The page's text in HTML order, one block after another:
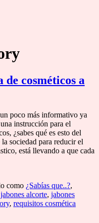
cosméticos a
poco más informativo ya
instrucción para el
¿sabes qué es esto del
sociedad para reducir el
está llevando a que cada
como ¿Sabías que..?,
jabones alcorte, jabones
, requisitos cosmética